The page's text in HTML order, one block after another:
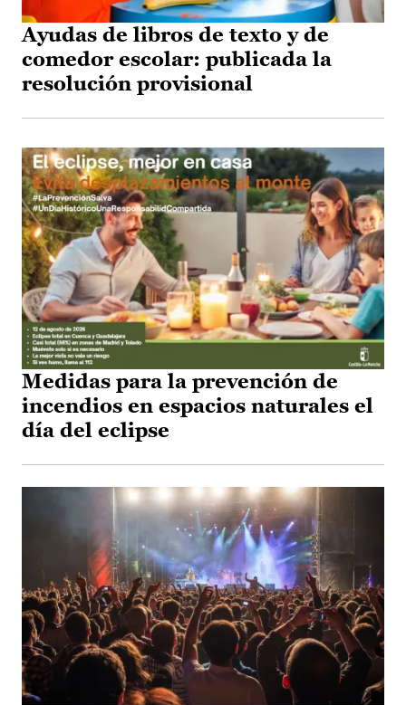
Ayudas de libros de texto y de
comedor escolar: publicada la
resolución provisional
Medidas para la prevención de
incendios en espacios naturales el
día del eclipse